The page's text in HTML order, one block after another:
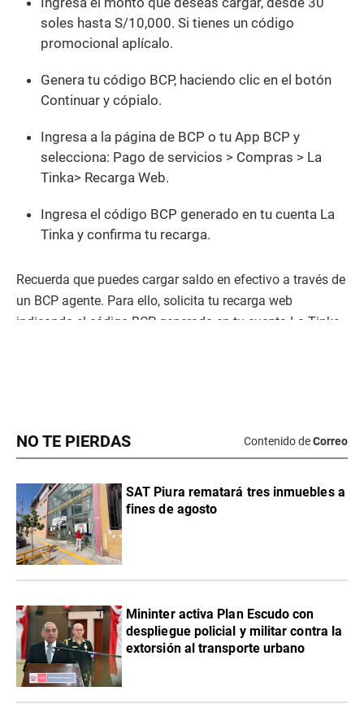
NO TE PIERDAS Contenido deCorreo
SAT Piura rematará tres inmuebles a
fines de agosto
Mininter activa Plan Escudo con
despliegue policial y militar contra la
extorsión al transporte urbano